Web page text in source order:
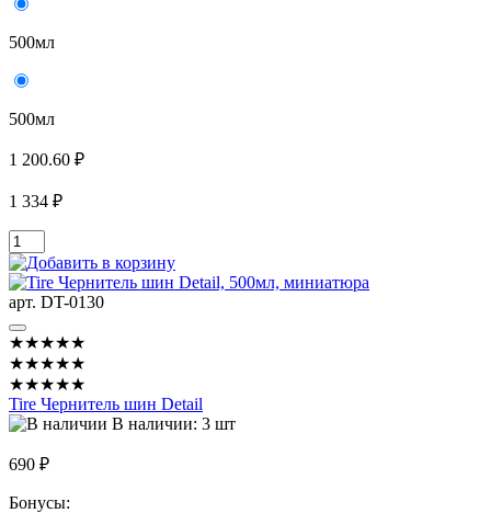
500мл
500мл
1 200.60 ₽
1 334 ₽
арт. DT-0130
★★★★★
★★★★★
★★★★★
Tire Чернитель шин Detail
В наличии: 3 шт
690 ₽
Бонусы: